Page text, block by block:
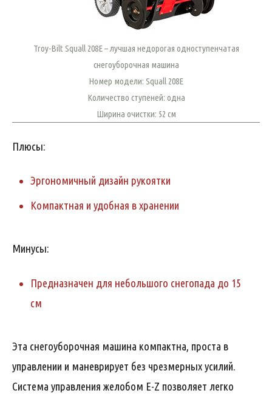
Troy-Bilt Squall 208E – лучшая недорогая одноступенчатая
снегоуборочная машина
Номер модели: Squall 208E
Количество ступеней: одна
Ширина очистки: 52 см
Плюсы:
Эргономичный дизайн рукоятки
Компактная и удобная в хранении
Минусы:
Предназначен для небольшого снегопада до 15
см
Эта снегоуборочная машина компактна, проста в
управлении и маневрирует без чрезмерных усилий.
Система управления желобом E-Z позволяет легко